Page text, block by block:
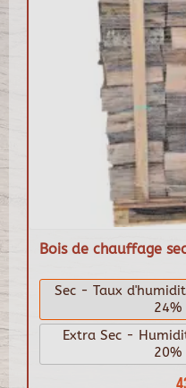
Bois de chauffage
Sec - Taux
24%
Extra Sec -
20%